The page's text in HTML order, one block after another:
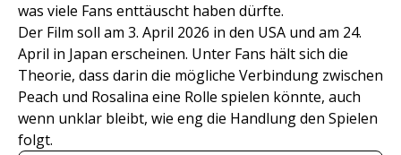
was viele Fans enttäuscht haben dürfte.
Der Film soll am 3. April 2026 in den USA und am 24.
April in Japan erscheinen. Unter Fans hält sich die
Theorie, dass darin die mögliche Verbindung zwischen
Peach und Rosalina eine Rolle spielen könnte, auch
wenn unklar bleibt, wie eng die Handlung den Spielen
folgt.